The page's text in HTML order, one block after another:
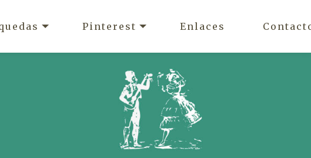
Pinterest Enlaces